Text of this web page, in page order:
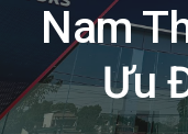
Nam
Ưu